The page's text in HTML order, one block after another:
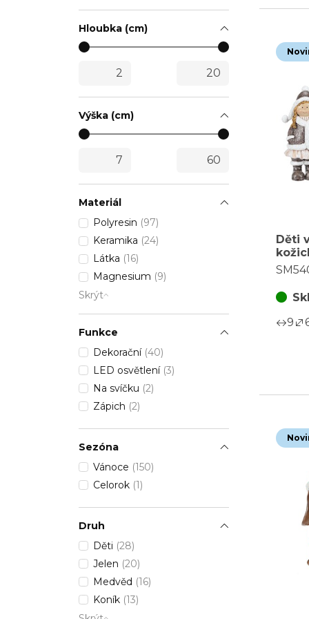
Hloubka (cm)
Výška (cm)
Materiál
Polyresin (97)
Keramika (24)
Látka (16)
Magnesium (9)
Skrýt
Funkce
Dekorační (40)
LED osvětlení (3)
Na svíčku (2)
Zápich (2)
Sezóna
Vánoce (150)
Celorok (1)
Druh
Děti (28)
Jelen (20)
Medvěd (16)
Koník (13)
Děti
vel.
9